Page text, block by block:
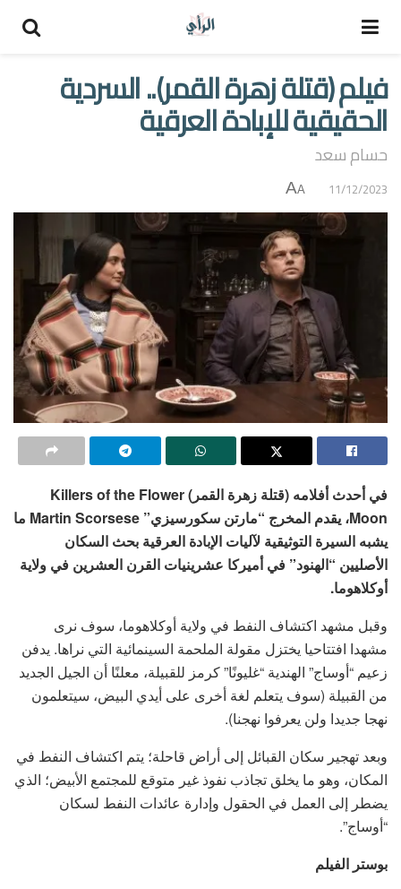
فيلم (قتلة زهرة القمر).. السردية
الحقيقية للإبادة العرقية
حسام سعد
11/12/2023
A
A
في أحدث أفلامه (قتلة زهرة القمر) Killers of the Flower
Moon، يقدم المخرج “مارتن سكورسيزي” Martin Scorsese ما
يشبه السيرة التوثيقية لآليات الإبادة العرقية بحث السكان
الأصليين “الهنود” في أميركا عشرينيات القرن العشرين في ولاية
أوكلاهوما.
وقبل مشهد اكتشاف النفط في ولاية أوكلاهوما، سوف نرى
مشهدا افتتاحيا يختزل مقولة الملحمة السينمائية التي نراها. يدفن
زعيم “أوساج” الهندية “غليونًا” كرمز للقبيلة، معلنًا أن الجيل الجديد
من القبيلة (سوف يتعلم لغة أخرى على أيدي البيض، سيتعلمون
نهجا جديدا ولن يعرفوا نهجنا).
وبعد تهجير سكان القبائل إلى أراض قاحلة؛ يتم اكتشاف النفط في
المكان، وهو ما يخلق تجاذب نفوذ غير متوقع للمجتمع الأبيض؛ الذي
يضطر إلى العمل في الحقول وإدارة عائدات النفط لسكان
“أوساج”.
بوستر الفيلم